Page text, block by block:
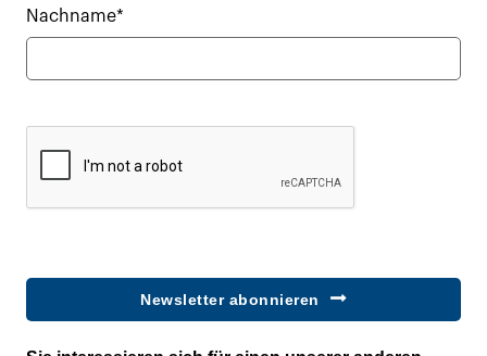
Nachname*
Newsletter abonnieren